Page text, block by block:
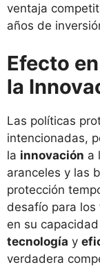
ventaja
años de
Efecto
la
Las políticas
intencionadas,
la innovación a
aranceles y las
protección
desafío para
en su
tecnología y
verdadera